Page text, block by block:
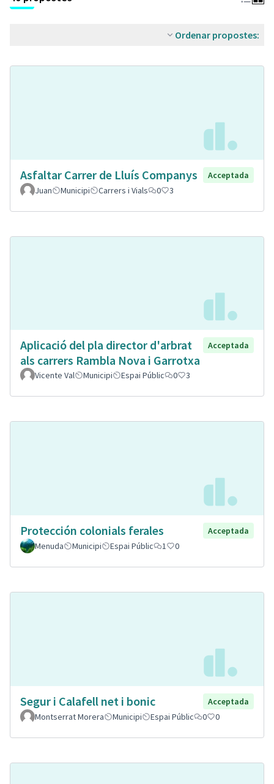
Ordenar propostes:
Asfaltar Carrer de Lluís Companys
Acceptada
Juan
Municipi Carrers i Vials 0 3
Aplicació del pla director d'arbrat
als carrers Rambla Nova i Garrotxa
Acceptada
Vicente Val Municipi Espai Públic 0 3
Protección colonials ferales
Acceptada
Menuda
Municipi Espai Públic 1 0
Segur i Calafell net i bonic
Acceptada
Montserrat Morera
Municipi Espai Públic 0 0